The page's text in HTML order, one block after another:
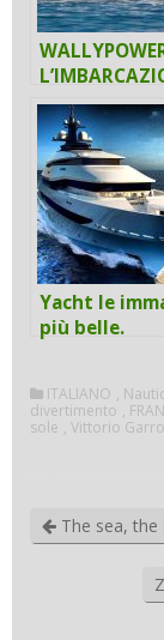
Yacht le
più belle.
ITALIANO ,
divertimento ,
sole , Vittorio
The sea, the